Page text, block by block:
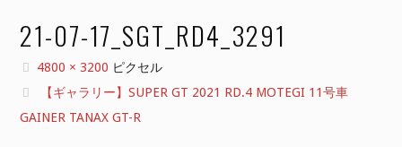
21-07-17_SGT_RD4_3291
フ
ル
サ
4800 × 3200 ピクセル
【ギャラリー】SUPER GT 2021 RD.4 MOTEGI 11号車
GAINER TANAX GT-R